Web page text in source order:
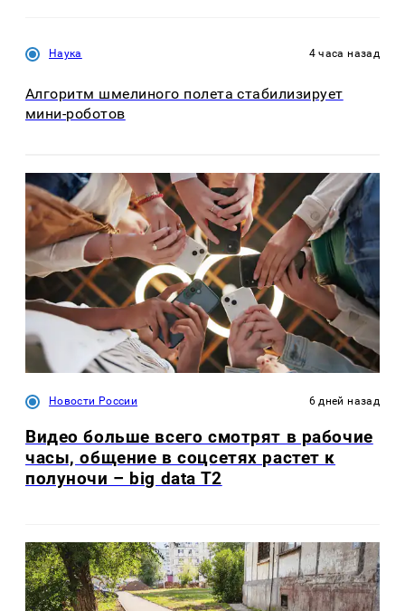
Наука 4 часа назад
Алгоритм шмелиного полета стабилизирует
мини-роботов
Новости России 6 дней назад
Видео больше всего смотрят в рабочие
часы, общение в соцсетях растет к
полуночи – big data T2